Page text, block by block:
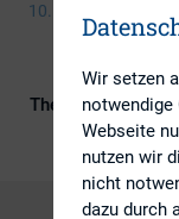
10. Juni 2015
Themengebiet
Wir setzen
notwendige
Webseite
nutzen wir
nicht
dazu durch